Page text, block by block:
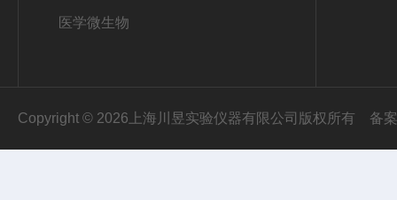
医学微生物
Copyright © 2026上海川昱实验仪器有限公司版权所有 备